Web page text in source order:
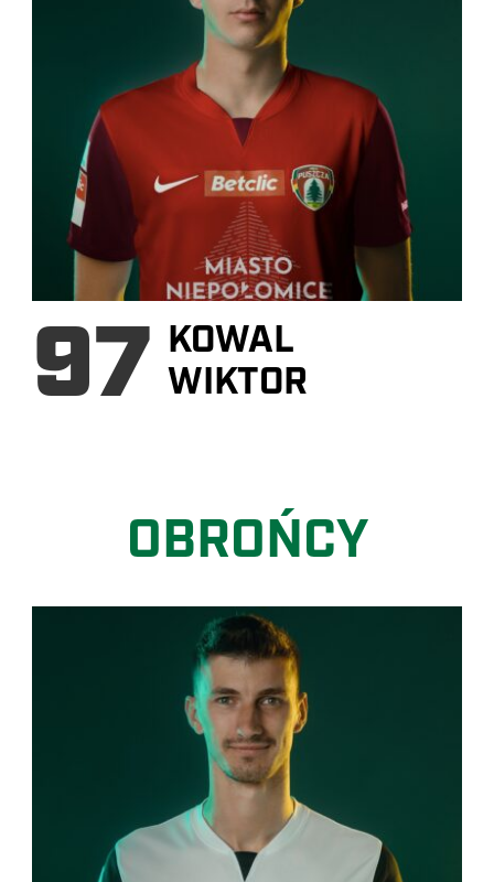
97 KOWAL
WIKTOR
OBROŃCY